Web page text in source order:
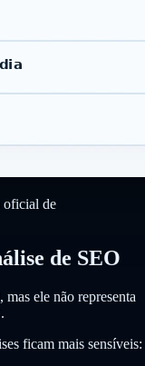
oficial de
de SEO
ele não representa
ficam mais sensíveis: